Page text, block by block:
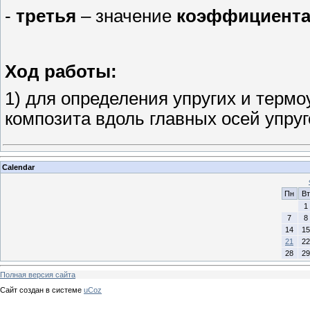
- третья – значение
Ход работы:
1) для определения упругих и
композита вдоль главных осей
Calendar
Пн
Вт
1
7
8
14
15
21
22
28
29
Полная версия сайта
Сайт создан в системе uCoz